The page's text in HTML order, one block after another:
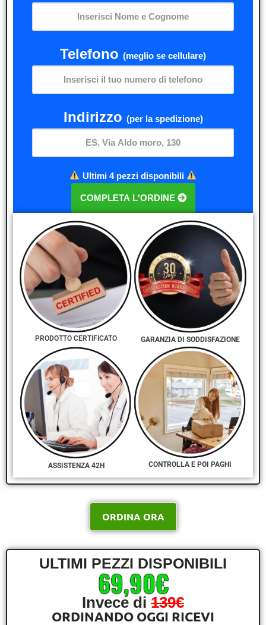
Telefono (meglio se cellulare)
Indirizzo (per la spedizione)
Ultimi 4 pezzi disponibili
COMPLETA L'ORDINE
PRODOTTO CERTIFICATO GARANZIA DI SODDISFAZIONE
ASSISTENZA 42H CONTROLLA E POI PAGHI
ORDINA ORA
ULTIMI PEZZI DISPONIBILI
69,90€
Invece di 139€
ORDINANDO OGGI RICEVI